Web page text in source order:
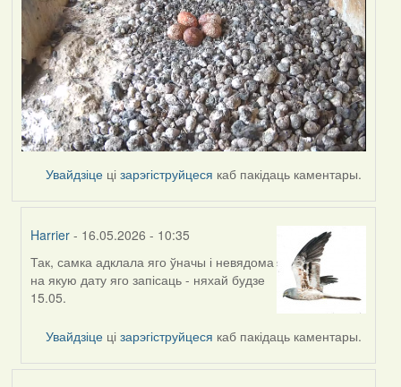
Увайдзіце цізарэгіструйцеся каб пакідаць каментары.
Harrier - 16.05.2026 - 10:35
In
reply
to
Ксения
Так, самка адклала яго ўначы і невядома
на якую дату яго запісаць - няхай будзе
15.05.
Увайдзіце цізарэгіструйцеся каб пакідаць каментары.